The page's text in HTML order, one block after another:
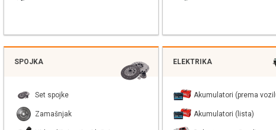
SPOJKA
Set spojke
Zamašnjak
ELEKTRIKA
Akumulatori (prema
Akumulatori (lista)